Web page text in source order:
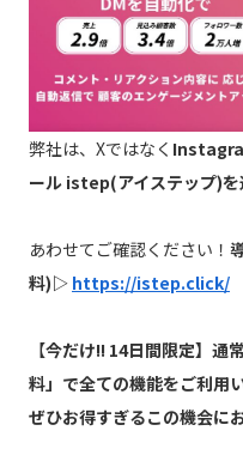
弊社は、Xではなく
ール istep(アイステップ)を
あわせてご確認ください！
料)▷ https://istep.click/
【今だけ!! 14日間限定】通
料」で全ての機能をご利用
ぜひお得すぎるこの機会に